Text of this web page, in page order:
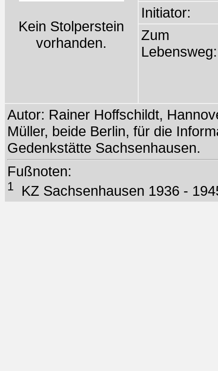
Kein Stolperstein
vorhanden.
Initiator:
Zum
Lebensweg:
Autor: Rainer Hoffschildt,
Müller, beide Berlin, für die
Gedenkstätte Sachsenhausen.
Fußnoten:
1 KZ Sachsenhausen 1936 -